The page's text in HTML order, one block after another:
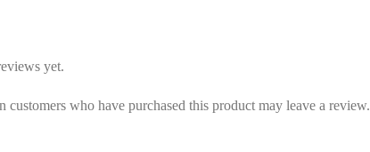
yet.
customers who have purchased this product may leave a review.